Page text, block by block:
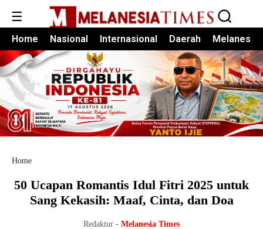
☰
Home Nasional Internasional Daerah Melanesia
Home
50 Ucapan Romantis Idul Fitri 2025 untuk
Sang Kekasih: Maaf, Cinta, dan Doa
Redaktur - Melanesia Times